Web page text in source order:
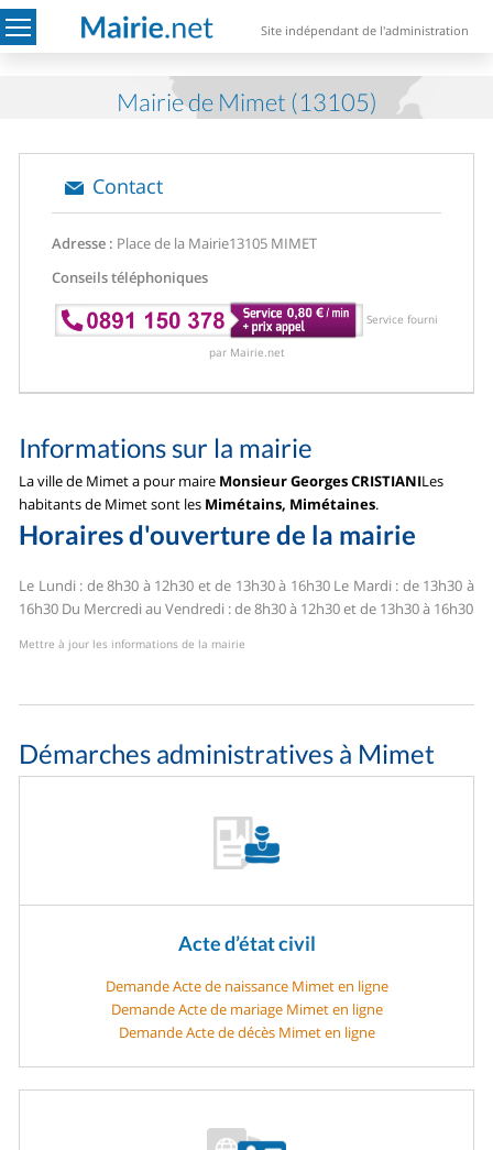
Site indépendant de l'administration
Mairie de Mimet (13105)
Contact
Adresse : Place de la Mairie13105 MIMET
Conseils téléphoniques
Service fourni
par Mairie.net
Informations sur la mairie
La ville de Mimet a pour maire Monsieur Georges CRISTIANILes
habitants de Mimet sont les Mimétains, Mimétaines.
Horaires d'ouverture de la mairie
Le Lundi : de 8h30 à 12h30 et de 13h30 à 16h30Le Mardi : de 13h30 à
16h30 Du Mercredi au Vendredi : de 8h30 à 12h30 et de 13h30 à 16h30
Mettre à jour les informations de la mairie
Démarches administratives à Mimet
Acte d’état civil
Demande Acte de naissance Mimet en ligne
Demande Acte de mariage Mimet en ligne
Demande Acte de décès Mimet en ligne